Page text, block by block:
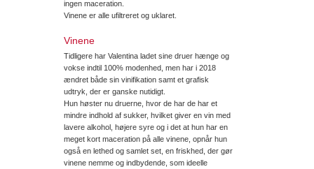
ingen maceration.
Vinene er alle ufiltreret og uklaret.
Vinene
Tidligere har Valentina ladet sine druer hænge og
vokse indtil 100% modenhed, men har i 2018
ændret både sin vinifikation samt et grafisk
udtryk, der er ganske nutidigt.
Hun høster nu druerne, hvor de har de har et
mindre indhold af sukker, hvilket giver en vin med
lavere alkohol, højere syre og i det at hun har en
meget kort maceration på alle vinene, opnår hun
også en lethed og samlet set, en friskhed, der gør
vinene nemme og indbydende, som ideelle